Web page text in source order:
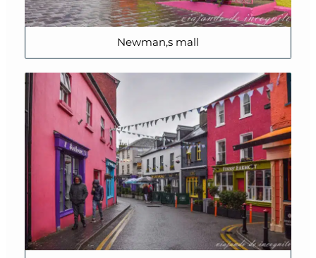
Newman,s mall